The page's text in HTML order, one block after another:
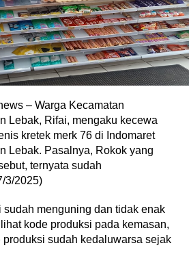
– Warga Kecamatan
Lebak, Rifai, mengaku kecewa
kretek merk 76 di Indomaret
Lebak. Pasalnya, Rokok yang
ternyata sudah
3/2025)
sudah menguning dan tidak enak
kode produksi pada kemasan,
sudah kedaluwarsa sejak